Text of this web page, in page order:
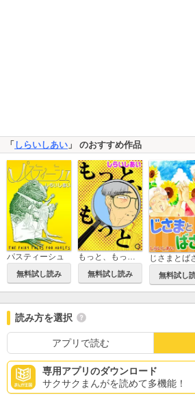
「しらいしあい 」 のおすすめ作品
パスティーシュ
無料試し読み
もっと、もっと。
無料試し読み
じさまとば
無料試し
読み方を選択
アプリで読む
専用アプリのダウンロード
サクサクまんがを読めて多機能！